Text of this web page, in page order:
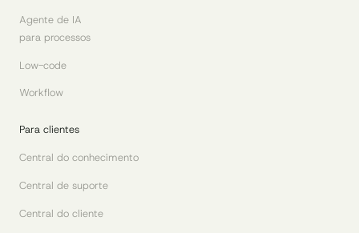
Agente de IA
para processos
Low-code
Workflow
Para clientes
Central do conhecimento
Central de suporte
Central do cliente